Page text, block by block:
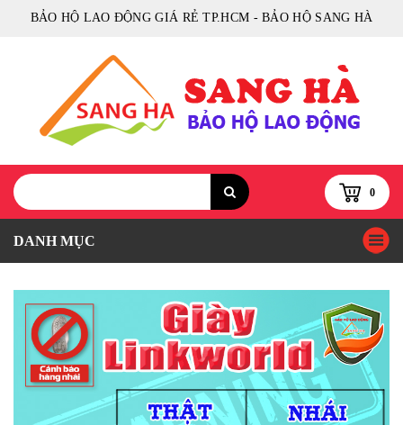
BẢO HỘ LAO ĐỘNG GIÁ RẺ TP.HCM - BẢO HỘ SANG HÀ
0
DANH MỤC